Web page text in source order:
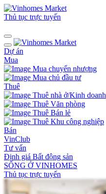
Thủ tục trực tuyến
Dự án
Mua
Mua chuyển nhượng
Mua chủ đầu tư
Thuê
Thuê nhà ở/Kinh doanh
Thuê Văn phòng
Thuê Bán lẻ
Thuê Khu công nghiệp
Bán
VinClub
Tư vấn
Định giá Bất động sản
SỐNG Ở VINHOMES
Thủ tục trực tuyến